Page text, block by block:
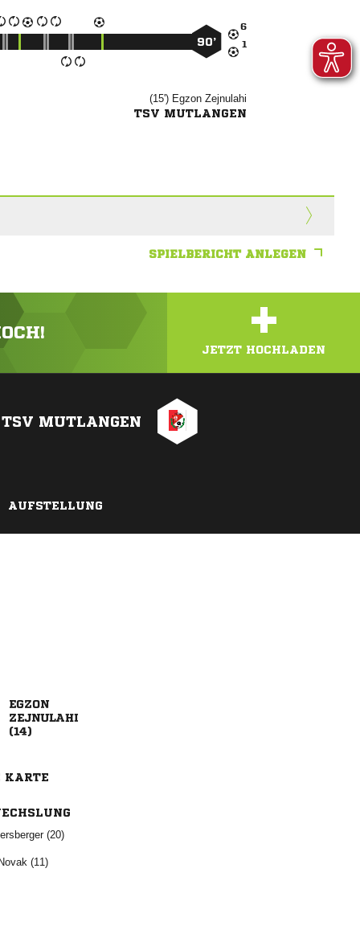


90’
(15')  
TSV MUTLANGEN
SPIELBERICHT ANLEGEN
+
JETZT HOCHLADEN
TSV MUTLANGEN
AUFSTELLUNG



KARTE

